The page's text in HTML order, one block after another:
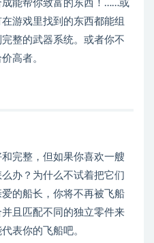
成能帮你致富的东西！……或
游戏里找到的东西都能组
整的武器系统。或者你不
高者。
完整，但如果你喜欢一艘
办？为什么不试着把它们
的船长，你将不再被飞船
且匹配不同的独立零件来
表你的飞船吧。